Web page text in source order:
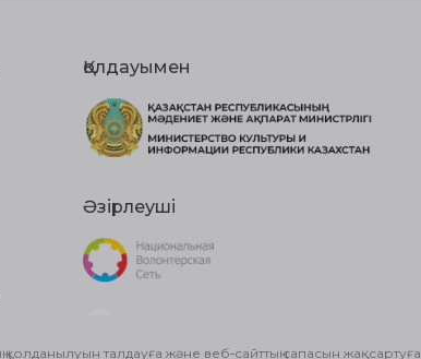
Қолдауымен
Әзірлеуші
талдауға және веб-сайттың сапасын жақсартуға